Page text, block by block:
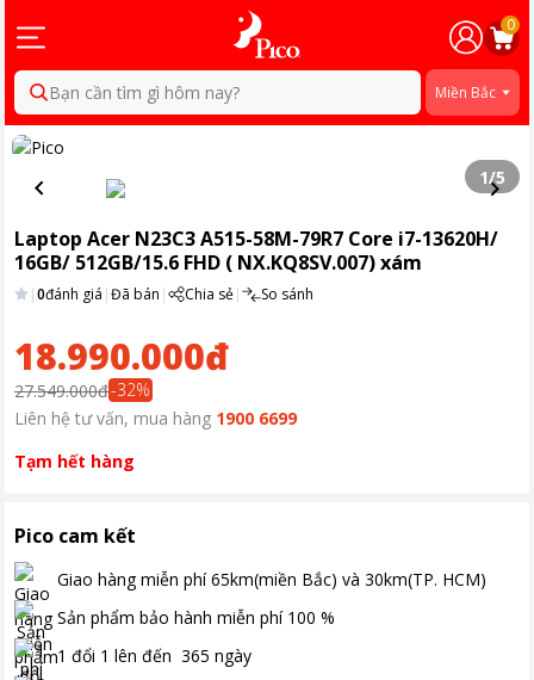
0
Bạn cần tìm gì hôm nay? Miền Bắc
1/5
Laptop Acer N23C3 A515-58M-79R7 Core i7-13620H/
16GB/ 512GB/15.6 FHD ( NX.KQ8SV.007) xám
|0đánh giá |Đã bán | Chia sẻ| So sánh
18.990.000đ
27.549.000đ-32%
Liên hệ tư vấn, mua hàng 1900 6699
Tạm hết hàng
Pico cam kết
Giao hàng miễn phí 65km(miền Bắc) và 30km(TP. HCM)
Sản phẩm bảo hành miễn phí 100 %
1 đổi 1 lên đến 365 ngày